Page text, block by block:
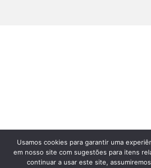
Fale Conosco
(11)3313-5200
Usamos cookies para garantir uma
em nosso site com sugestões para itens
continuar a usar este site,